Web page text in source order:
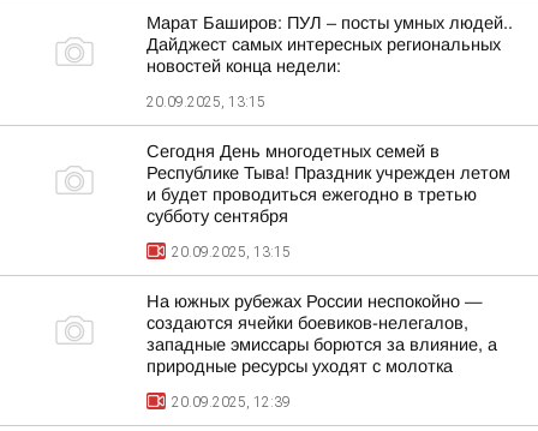
Марат Баширов: ПУЛ – посты умных людей..
Дайджест самых интересных региональных
новостей конца недели:
20.09.2025, 13:15
Сегодня День многодетных семей в
Республике Тыва! Праздник учрежден летом
и будет проводиться ежегодно в третью
субботу сентября
20.09.2025, 13:15
На южных рубежах России неспокойно —
создаются ячейки боевиков-нелегалов,
западные эмиссары борются за влияние, а
природные ресурсы уходят с молотка
20.09.2025, 12:39